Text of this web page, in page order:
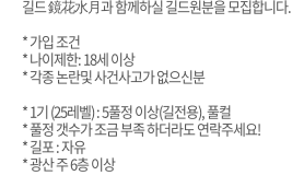
길드 鏡花水月과 함께하실 길드원분을 모집합니다.
* 가입 조건
* 나이제한: 18세 이상
* 각종 논란및 사건사고가 없으신분
* 1기 (25레벨) : 5풀정 이상(길전용), 풀컬
* 풀정 갯수가 조금 부족 하더라도 연락주세요!
* 길포 : 자유
* 광산 주 6층 이상